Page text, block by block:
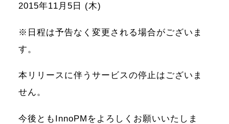
2015年11月5日 (木)
※日程は予告なく変更される場合がございま
す。
本リリースに伴うサービスの停止はございま
せん。
今後ともInnoPMをよろしくお願いいたしま